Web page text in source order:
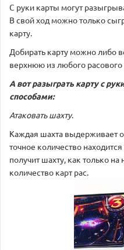
С руки карты могут
В свой ход можно только
карту.
Добирать карту можно либо
верхнюю из любого расового
А вот разыграть карту с
способами:
Атаковать шахту.
Каждая шахта выдерживает
точное количество
получит шахту, как только
количество карт рас.